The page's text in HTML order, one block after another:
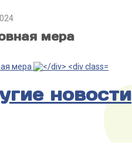
мера
мера
новости